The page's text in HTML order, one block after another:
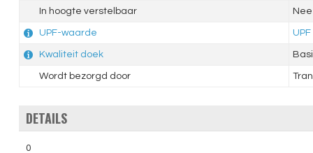
In hoogte verstelbaar Nee
UPF-waarde UPF
Kwaliteit doek
Wordt bezorgd door
DETAILS
0